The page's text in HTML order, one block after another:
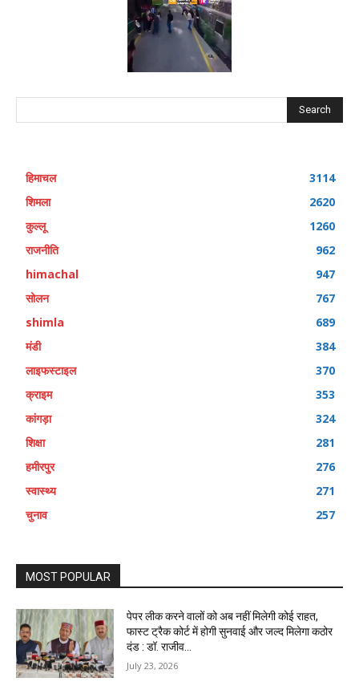
Search
हिमाचल
3114
शिमला
2620
कुल्लू
1260
राजनीति
962
himachal
947
सोलन
767
shimla
689
मंडी
384
लाइफस्टाइल
370
क्राइम
353
कांगड़ा
324
शिक्षा
281
हमीरपुर
276
स्वास्थ्य
271
चुनाव
257
MOST POPULAR
पेपर लीक करने वालों को अब नहीं मिलेगी कोई राहत,
फास्ट ट्रैक कोर्ट में होगी सुनवाई और जल्द मिलेगा कठोर
दंड : डॉ. राजीव...
July 23, 2026